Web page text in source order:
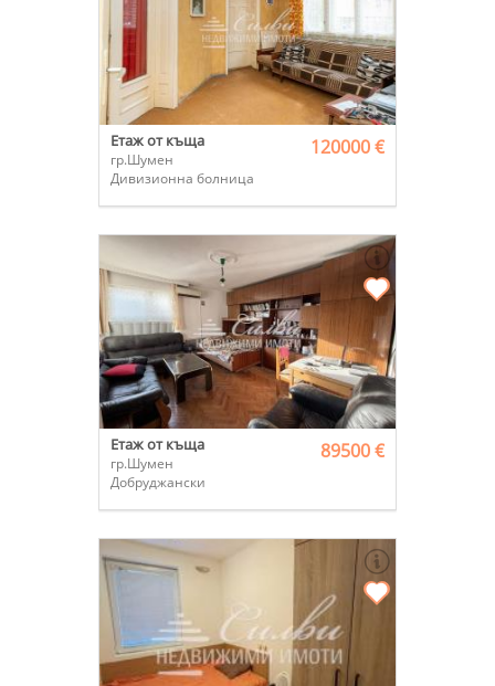
Етаж от къща
гр.Шумен
Дивизионна болница
120000 €
Етаж от къща
гр.Шумен
Добруджански
89500 €